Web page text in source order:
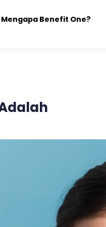
Mengapa Benefit One?